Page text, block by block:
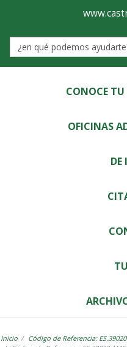
de
Castro-
Urdiales
CONOCE
OFICINAS
DE
Inicio
Código de Referencia: